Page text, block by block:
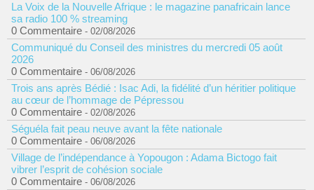
La Voix de la Nouvelle Afrique : le magazine panafricain lance
sa radio 100 % streaming
0 Commentaire - 02/08/2026
Communiqué du Conseil des ministres du mercredi 05 août
2026
0 Commentaire - 06/08/2026
Trois ans après Bédié : Isac Adi, la fidélité d’un héritier politique
au cœur de l’hommage de Pépressou
0 Commentaire - 02/08/2026
Séguéla fait peau neuve avant la fête nationale
0 Commentaire - 06/08/2026
Village de l’indépendance à Yopougon : Adama Bictogo fait
vibrer l’esprit de cohésion sociale
0 Commentaire - 06/08/2026